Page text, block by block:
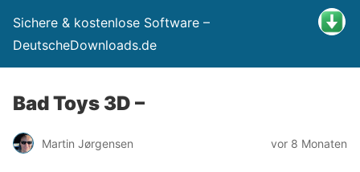
Sichere & kostenlose Software –
DeutscheDownloads.de
Bad Toys 3D –
Martin Jørgensen vor 8 Monaten